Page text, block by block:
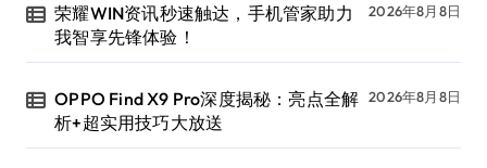
荣耀WIN资讯秒速触达，手机管家助力
我智享先锋体验！
2026年8月8日
OPPO Find X9 Pro深度揭秘：亮点全解
析+超实用技巧大放送
2026年8月8日